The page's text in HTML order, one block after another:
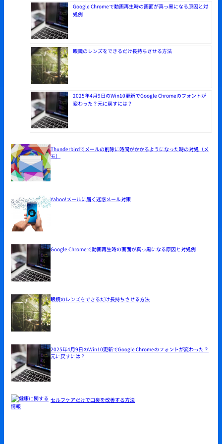
Google Chromeで動画再生時の画面が真っ黒になる原因と対
処例
眼鏡のレンズをできるだけ長持ちさせる方法
2025年4月9日のWin10更新でGoogle Chromeのフォントが
変わった？元に戻すには？
Thunderbirdでメールの削除に時間がかかるようになった時の対処（メ
モ）
Yahoo!メールに届く迷惑メール対策
Google Chromeで動画再生時の画面が真っ黒になる原因と対処例
眼鏡のレンズをできるだけ長持ちさせる方法
2025年4月9日のWin10更新でGoogle Chromeのフォントが変わった？
元に戻すには？
セルフケアだけで口臭を改善する方法